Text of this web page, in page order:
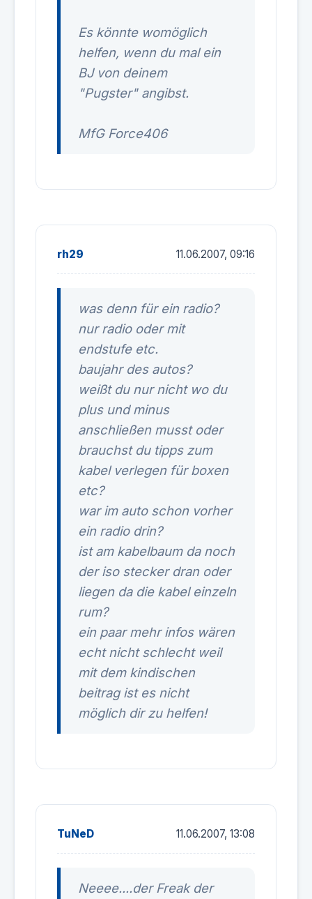
Es könnte womöglich
helfen, wenn du mal ein
BJ von deinem
"Pugster" angibst.
MfG Force406
rh29 11.06.2007, 09:16
was denn für ein radio?
nur radio oder mit
endstufe etc.
baujahr des autos?
weißt du nur nicht wo du
plus und minus
anschließen musst oder
brauchst du tipps zum
kabel verlegen für boxen
etc?
war im auto schon vorher
ein radio drin?
ist am kabelbaum da noch
der iso stecker dran oder
liegen da die kabel einzeln
rum?
ein paar mehr infos wären
echt nicht schlecht weil
mit dem kindischen
beitrag ist es nicht
möglich dir zu helfen!
TuNeD 11.06.2007, 13:08
Neeee....der Freak der